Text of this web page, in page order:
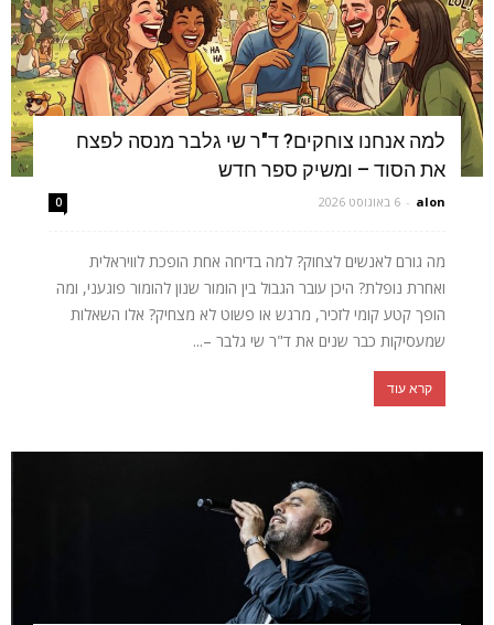
למה אנחנו צוחקים? ד"ר שי גלבר מנסה לפצח
את הסוד – ומשיק ספר חדש
alon
- 6 באוגוסט 2026 0
מה גורם לאנשים לצחוק? למה בדיחה אחת הופכת לוויראלית
ואחרת נופלת? היכן עובר הגבול בין הומור שנון להומור פוגעני, ומה
הופך קטע קומי לזכיר, מרגש או פשוט לא מצחיק? אלו השאלות
שמעסיקות כבר שנים את ד"ר שי גלבר –...
קרא עוד